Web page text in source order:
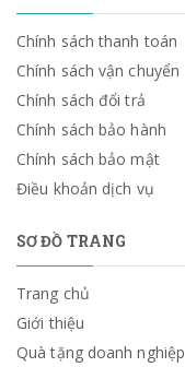
Chính sách thanh toán
Chính sách vận chuyển
Chính sách đổi trả
Chính sách bảo hành
Chính sách bảo mật
Điều khoản dịch vụ
SƠ ĐỒ TRANG
Trang chủ
Giới thiệu
Quà tặng doanh nghiệp